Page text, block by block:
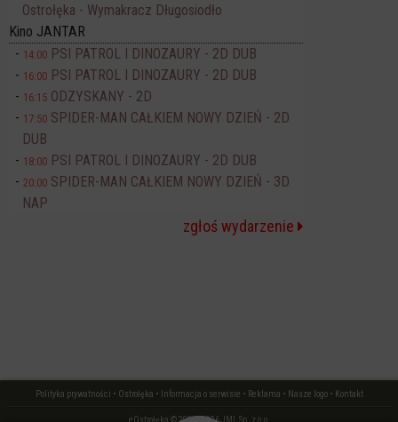
Ostrołęka - Wymakracz Długosiodło
Kino JANTAR
14:00 PSI PATROL I DINOZAURY - 2D DUB
16:00 PSI PATROL I DINOZAURY - 2D DUB
16:15 ODZYSKANY - 2D
17:50 SPIDER-MAN CAŁKIEM NOWY DZIEŃ - 2D
DUB
18:00 PSI PATROL I DINOZAURY - 2D DUB
20:00 SPIDER-MAN CAŁKIEM NOWY DZIEŃ - 3D
NAP
zgłoś wydarzenie
Polityka prywatności • Ostrołęka • Informacja o serwisie • Reklama • Nasze logo• Kontakt
eOstrołęka © 2006 - 2026 JML Sp. z o.o.